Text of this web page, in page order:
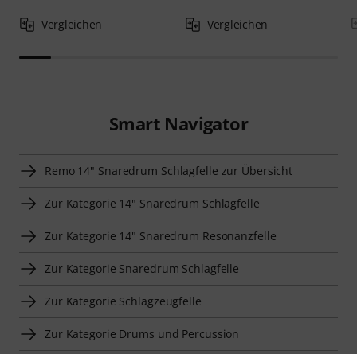
Vergleichen Vergleichen
Smart Navigator
Remo 14" Snaredrum Schlagfelle zur Übersicht
Zur Kategorie 14" Snaredrum Schlagfelle
Zur Kategorie 14" Snaredrum Resonanzfelle
Zur Kategorie Snaredrum Schlagfelle
Zur Kategorie Schlagzeugfelle
Zur Kategorie Drums und Percussion